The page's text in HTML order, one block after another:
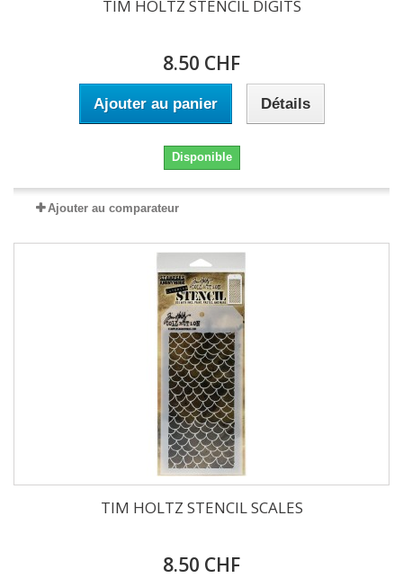
TIM HOLTZ STENCIL DIGITS
8.50 CHF
Ajouter au panier Détails
Disponible
Ajouter au comparateur
TIM HOLTZ STENCIL SCALES
8.50 CHF